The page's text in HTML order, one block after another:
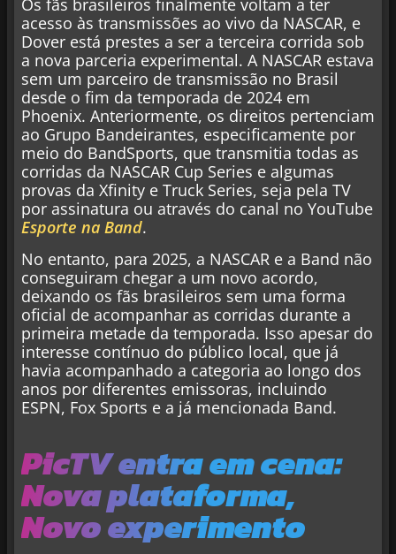
Os fãs brasileiros finalmente voltam a ter
acesso às transmissões ao vivo da NASCAR, e
Dover está prestes a ser a terceira corrida sob
a nova parceria experimental. A NASCAR estava
sem um parceiro de transmissão no Brasil
desde o fim da temporada de 2024 em
Phoenix. Anteriormente, os direitos pertenciam
ao Grupo Bandeirantes, especificamente por
meio do BandSports, que transmitia todas as
corridas da NASCAR Cup Series e algumas
provas da Xfinity e Truck Series, seja pela TV
por assinatura ou através do canal no YouTube
Esporte na Band.
No entanto, para 2025, a NASCAR e a Band não
conseguiram chegar a um novo acordo,
deixando os fãs brasileiros sem uma forma
oficial de acompanhar as corridas durante a
primeira metade da temporada. Isso apesar do
interesse contínuo do público local, que já
havia acompanhado a categoria ao longo dos
anos por diferentes emissoras, incluindo
ESPN, Fox Sports e a já mencionada Band.
PicTV entra em cena:
Nova plataforma,
Novo experimento